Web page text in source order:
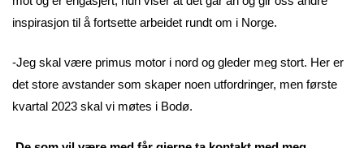
inspirasjon til å fortsette arbeidet rundt om i Norge.
-Jeg skal være primus motor i nord og gleder meg stort. Her er
det store avstander som skaper noen utfordringer, men første
kvartal 2023 skal vi møtes i Bodø.